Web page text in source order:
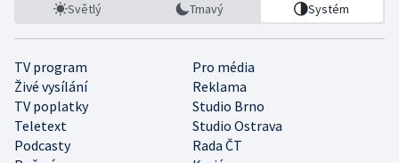
Světlý Tmavý Systém
TV program
Pro média
Živé vysílání
Reklama
TV poplatky
Studio Brno
Teletext
Studio Ostrava
Podcasty
Rada ČT